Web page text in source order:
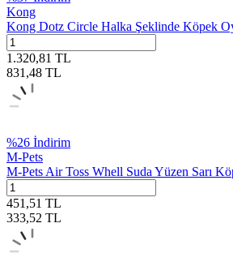
Kong
Kong Dotz Circle Halka Şeklinde Köpek
1.320,81 TL
831,48 TL
%26 İndirim
M-Pets
M-Pets Air Toss Whell Suda Yüzen Sarı
451,51 TL
333,52 TL